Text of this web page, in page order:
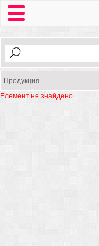
Продукция
Елемент не знайдено.